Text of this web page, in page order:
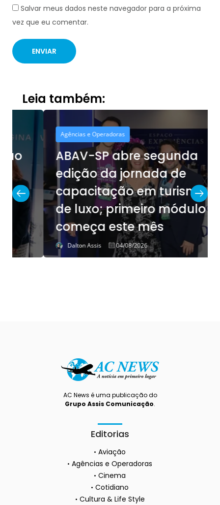
Salvar meus dados neste navegador para a próxima
vez que eu comentar.
Leia também:
Agências e Operadoras
ABAV-SP abre segunda
edição da jornada de
capacitação em turismo
de luxo; primeiro módulo
começa este mês
Dalton Assis 04/08/2026
AC News é uma publicação do
Grupo Assis Comunicação.
Editorias
Aviação
Agências e Operadoras
Cinema
Cotidiano
Cultura & Life Style